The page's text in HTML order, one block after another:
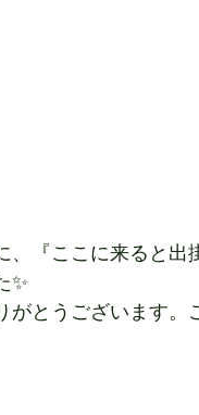
、『ここに来ると
✨
とうございます。